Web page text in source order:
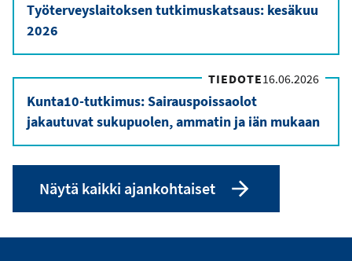
Työterveyslaitoksen tutkimuskatsaus: kesäkuu
2026
TIEDOTE16.06.2026
Kunta10-tutkimus: Sairauspoissaolot
jakautuvat sukupuolen, ammatin ja iän mukaan
Näytä kaikki ajankohtaiset